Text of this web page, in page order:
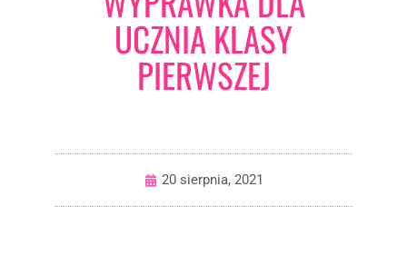
UCZNIA KLASY
PIERWSZEJ
20 sierpnia, 2021